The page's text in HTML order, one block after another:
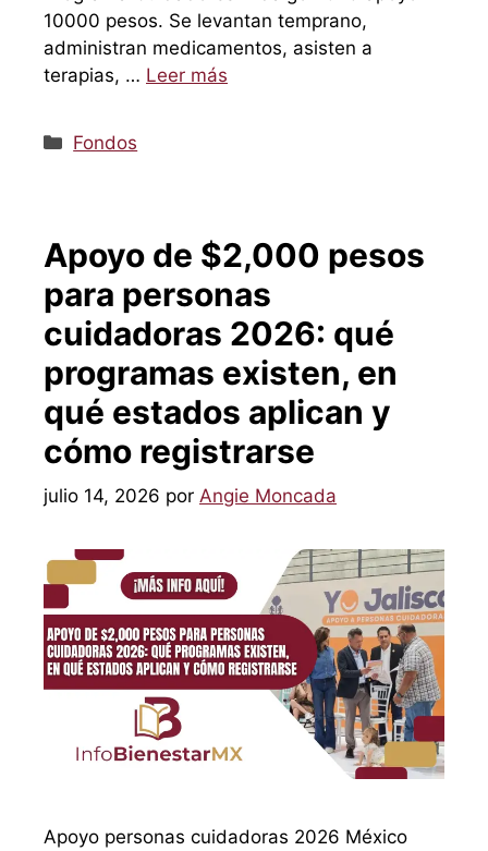
10000 pesos. Se levantan temprano,
administran medicamentos, asisten a
terapias, … Leer más
Categorías
Fondos
Apoyo de $2,000 pesos
para personas
cuidadoras 2026: qué
programas existen, en
qué estados aplican y
cómo registrarse
julio 14, 2026 por Angie Moncada
Apoyo personas cuidadoras 2026 México